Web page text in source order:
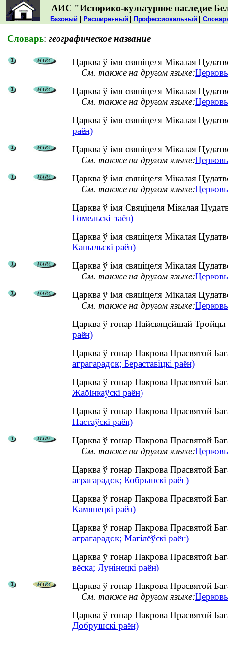
АИС "Историко-культурное наследие
Базовый Расширенный Профессиональный
Словарь: географическое название
Царква ў імя свяціцеля Мікалая
См. также на другом языке:
Царква ў імя свяціцеля Мікалая
См. также на другом языке:
Царква ў імя свяціцеля Мікалая
раён)
Царква ў імя свяціцеля Мікалая
См. также на другом языке:
Царква ў імя свяціцеля Мікалая
См. также на другом языке:
Царква ў імя Свяціцеля Мікалая
Гомельскі раён)
Царква ў імя свяціцеля Мікалая
Капыльскі раён)
Царква ў імя свяціцеля Мікалая
См. также на другом языке:
Царква ў імя свяціцеля Мікалая
См. также на другом языке:
Царква ў гонар Найсвяцейшай Тройцы
раён)
Царква ў гонар Пакрова Прасвятой
аграгарадок; Бераставіцкі раён)
Царква ў гонар Пакрова Прасвятой
Жабінкаўскі раён)
Царква ў гонар Пакрова Прасвятой
Пастаўскі раён)
Царква ў гонар Пакрова Прасвятой
См. также на другом языке:
Царква ў гонар Пакрова Прасвятой
аграгарадок; Кобрынскі раён)
Царква ў гонар Пакрова Прасвятой
Камянецкі раён)
Царква ў гонар Пакрова Прасвятой
аграгарадок; Магілёўскі раён)
Царква ў гонар Пакрова Прасвятой
вёска; Лунінецкі раён)
Царква ў гонар Пакрова Прасвятой
См. также на другом языке:
Царква ў гонар Пакрова Прасвятой
Добрушскі раён)